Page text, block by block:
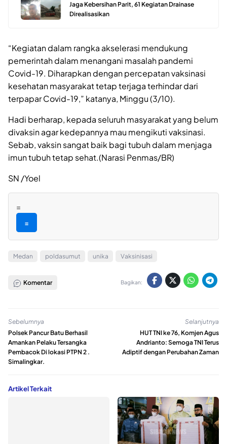
Jaga Kebersihan Parit, 61 Kegiatan Drainase
Direalisasikan
“Kegiatan dalam rangka akselerasi mendukung
pemerintah dalam menangani masalah pandemi
Covid-19. Diharapkan dengan percepatan vaksinasi
kesehatan masyarakat tetap terjaga terhindar dari
terpapar Covid-19,” katanya, Minggu (3/10).
Hadi berharap, kepada seluruh masyarakat yang belum
divaksin agar kedepannya mau mengikuti vaksinasi.
Sebab, vaksin sangat baik bagi tubuh dalam menjaga
imun tubuh tetap sehat.(Narasi Penmas/BR)
SN /Yoel
=
=
Medan poldasumut unika Vaksinisasi
Komentar Bagikan:
Sebelumnya
Polsek Pancur Batu Berhasil
Amankan Pelaku Tersangka
Pembacok Di lokasi PTPN 2 .
Simalingkar.
Selanjutnya
HUT TNI ke 76, Komjen Agus
Andrianto: Semoga TNI Terus
Adiptif dengan Perubahan Zaman
Artikel Terkait